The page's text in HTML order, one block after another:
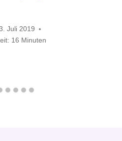
Juli 2019
16 Minuten